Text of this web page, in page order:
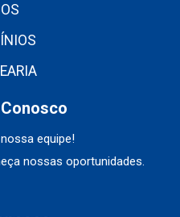
equipe!
nossas oportunidades.